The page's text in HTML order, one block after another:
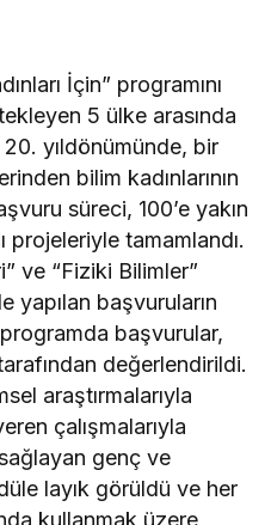
İçin” programını
5 ülke arasında
yıldönümünde, bir
bilim kadınlarının
süreci, 100’e yakın
projeleriyle tamamlandı.
ve “Fiziki Bilimler”
yapılan başvuruların
programda başvurular,
değerlendirildi.
araştırmalarıyla
çalışmalarıyla
genç ve
layık görüldü ve her
kullanmak üzere